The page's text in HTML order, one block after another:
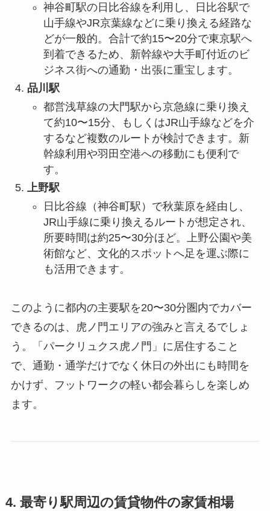
神谷町駅の日比谷線を利用し、日比谷駅で
山手線やJR京葉線などに乗り換える経路な
どが一般的。合計で約15〜20分で東京駅へ
到着できるため、新幹線や大手町付近のビ
ジネス街への通勤・出張に重宝します。
品川駅
都営浅草線の大門駅から京急線に乗り換え
て約10〜15分、もしくはJR山手線などを介
するなど複数のルートが検討できます。新
幹線利用や羽田空港への移動にも便利で
す。
上野駅
日比谷線（神谷町駅）で秋葉原を経由し、
JR山手線に乗り換えるルートが想定され、
所要時間は約25〜30分ほど。上野公園や美
術館など、文化的スポットへ足を運ぶ際に
も活用できます。
このように都内の主要駅を20〜30分圏内でカバー
できるのは、虎ノ門エリアの強みと言えるでしょ
う。「パークリュクス虎ノ門」に居住すること
で、通勤・通学だけでなく休日の外出にも時間を
かけず、フットワークの軽い都会暮らしを楽しめ
ます。
4. 最寄り駅周辺の賃貸物件の家賃相場